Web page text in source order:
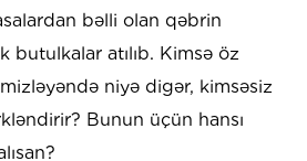
bəlli olan qəbrin
butulkalar atılıb. Kimsə öz
niyə digər, kimsəsiz
Bunun üçün hansı